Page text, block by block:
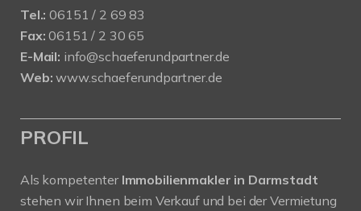
Tel.: 06151 / 2 69 83
Fax: 06151 / 2 30 65
E-Mail: info@schaeferundpartner.de
Web: www.schaeferundpartner.de
PROFIL
Als kompetenter Immobilienmakler in Darmstadt
stehen wir Ihnen beim Verkauf und bei der Vermietung